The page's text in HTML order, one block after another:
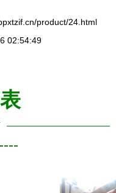
product/24.html
02:54:49